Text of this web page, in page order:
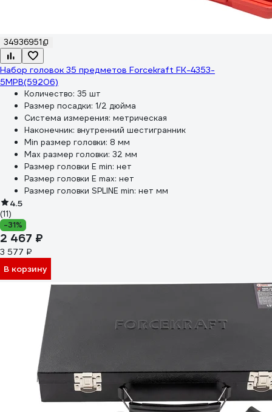
34936951
Набор головок 35 предметов Forcekraft FK-4353-
5MPB(59206)
Количество: 35 шт
Размер посадки: 1/2 дюйма
Система измерения: метрическая
Наконечник: внутренний шестигранник
Min размер головки: 8 мм
Max размер головки: 32 мм
Размер головки E min: нет
Размер головки E max: нет
Размер головки SPLINE min: нет мм
4.5
(11)
-31%
2 467 ₽
3 577 ₽
В корзину